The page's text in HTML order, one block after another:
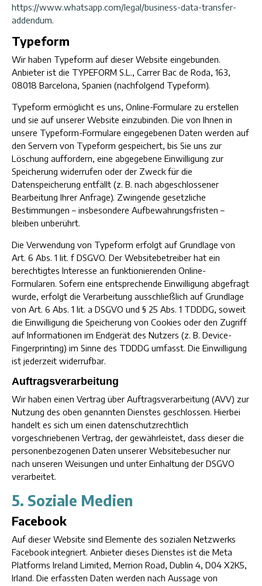
https://www.whatsapp.com/legal/business-data-transfer-
addendum.
Typeform
Wir haben Typeform auf dieser Website eingebunden.
Anbieter ist die TYPEFORM S.L., Carrer Bac de Roda, 163,
08018 Barcelona, Spanien (nachfolgend Typeform).
Typeform ermöglicht es uns, Online-Formulare zu erstellen
und sie auf unserer Website einzubinden. Die von Ihnen in
unsere Typeform-Formulare eingegebenen Daten werden auf
den Servern von Typeform gespeichert, bis Sie uns zur
Löschung auffordern, eine abgegebene Einwilligung zur
Speicherung widerrufen oder der Zweck für die
Datenspeicherung entfällt (z. B. nach abgeschlossener
Bearbeitung Ihrer Anfrage). Zwingende gesetzliche
Bestimmungen – insbesondere Aufbewahrungsfristen –
bleiben unberührt.
Die Verwendung von Typeform erfolgt auf Grundlage von
Art. 6 Abs. 1 lit. f DSGVO. Der Websitebetreiber hat ein
berechtigtes Interesse an funktionierenden Online-
Formularen. Sofern eine entsprechende Einwilligung abgefragt
wurde, erfolgt die Verarbeitung ausschließlich auf Grundlage
von Art. 6 Abs. 1 lit. a DSGVO und § 25 Abs. 1 TDDDG, soweit
die Einwilligung die Speicherung von Cookies oder den Zugriff
auf Informationen im Endgerät des Nutzers (z. B. Device-
Fingerprinting) im Sinne des TDDDG umfasst. Die Einwilligung
ist jederzeit widerrufbar.
Auftragsverarbeitung
Wir haben einen Vertrag über Auftragsverarbeitung (AVV) zur
Nutzung des oben genannten Dienstes geschlossen. Hierbei
handelt es sich um einen datenschutzrechtlich
vorgeschriebenen Vertrag, der gewährleistet, dass dieser die
personenbezogenen Daten unserer Websitebesucher nur
nach unseren Weisungen und unter Einhaltung der DSGVO
verarbeitet.
5. Soziale Medien
Facebook
Auf dieser Website sind Elemente des sozialen Netzwerks
Facebook integriert. Anbieter dieses Dienstes ist die Meta
Platforms Ireland Limited, Merrion Road, Dublin 4, D04 X2K5,
Irland. Die erfassten Daten werden nach Aussage von